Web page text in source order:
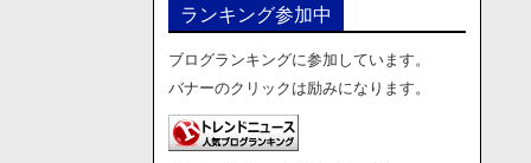
ランキング参加中
ブログランキングに参加しています。
バナーのクリックは励みになります。